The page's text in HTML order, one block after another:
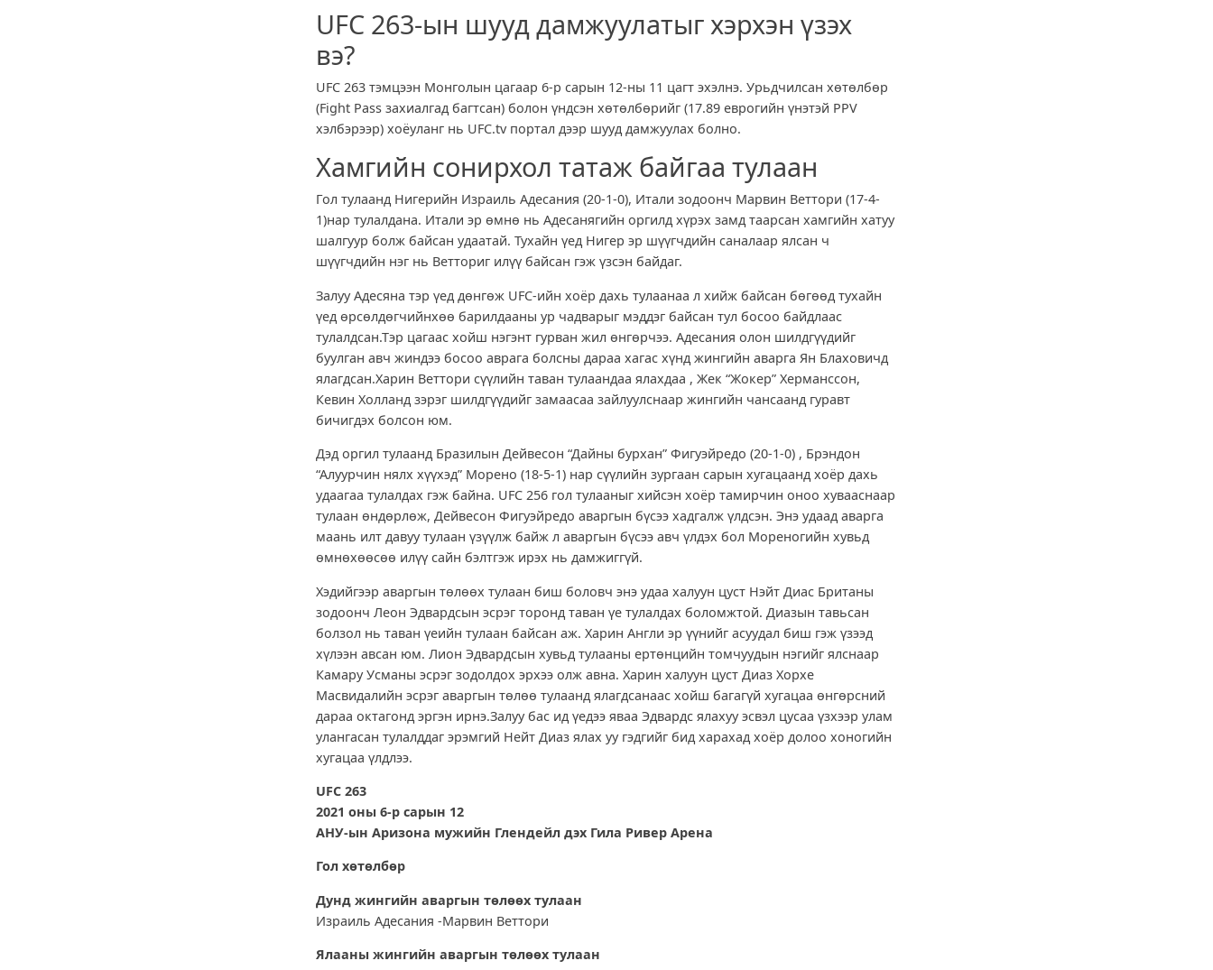
UFC 263-ын шууд дамжуулатыг хэрхэн үзэх
вэ?
UFC 263 тэмцээн Монголын цагаар 6-р сарын 12-ны 11 цагт эхэлнэ. Урьдчилсан хөтөлбөр
(Fight Pass захиалгад багтсан) болон үндсэн хөтөлбөрийг (17.89 еврогийн үнэтэй PPV
хэлбэрээр) хоёуланг нь UFC.tv портал дээр шууд дамжуулах болно.
Хамгийн сонирхол татаж байгаа тулаан
Гол тулаанд Нигерийн Израиль Адесания (20-1-0), Итали зодоонч Марвин Веттори (17-4-
1)нар тулалдана. Итали эр өмнө нь Адесанягийн оргилд хүрэх замд таарсан хамгийн хатуу
шалгуур болж байсан удаатай. Тухайн үед Нигер эр шүүгчдийн саналаар ялсан ч
шүүгчдийн нэг нь Ветториг илүү байсан гэж үзсэн байдаг.
Залуу Адесяна тэр үед дөнгөж UFC-ийн хоёр дахь тулаанаа л хийж байсан бөгөөд тухайн
үед өрсөлдөгчийнхөө барилдааны ур чадварыг мэддэг байсан тул босоо байдлаас
тулалдсан.Тэр цагаас хойш нэгэнт гурван жил өнгөрчээ. Адесания олон шилдгүүдийг
буулган авч жиндээ босоо аврага болсны дараа хагас хүнд жингийн аварга Ян Блаховичд
ялагдсан.Харин Веттори сүүлийн таван тулаандаа ялахдаа , Жек “Жокер” Херманссон,
Кевин Холланд зэрэг шилдгүүдийг замаасаа зайлуулснаар жингийн чансаанд гуравт
бичигдэх болсон юм.
Дэд оргил тулаанд Бразилын Дейвесон “Дайны бурхан” Фигуэйредо (20-1-0) , Брэндон
“Алуурчин нялх хүүхэд” Морено (18-5-1) нар сүүлийн зургаан сарын хугацаанд хоёр дахь
удаагаа тулалдах гэж байна. UFC 256 гол тулааныг хийсэн хоёр тамирчин оноо хувааснаар
тулаан өндөрлөж, Дейвесон Фигуэйредо аваргын бүсээ хадгалж үлдсэн. Энэ удаад аварга
маань илт давуу тулаан үзүүлж байж л аваргын бүсээ авч үлдэх бол Мореногийн хувьд
өмнөхөөсөө илүү сайн бэлтгэж ирэх нь дамжиггүй.
Хэдийгээр аваргын төлөөх тулаан биш боловч энэ удаа халуун цуст Нэйт Диас Британы
зодоонч Леон Эдвардсын эсрэг торонд таван үе тулалдах боломжтой. Диазын тавьсан
болзол нь таван үеийн тулаан байсан аж. Харин Англи эр үүнийг асуудал биш гэж үзээд
хүлээн авсан юм. Лион Эдвардсын хувьд тулааны ертөнцийн томчуудын нэгийг ялснаар
Камару Усманы эсрэг зодолдох эрхээ олж авна. Харин халуун цуст Диаз Хорхе
Масвидалийн эсрэг аваргын төлөө тулаанд ялагдсанаас хойш багагүй хугацаа өнгөрсний
дараа октагонд эргэн ирнэ.Залуу бас ид үедээ яваа Эдвардс ялахуу эсвэл цусаа үзхээр улам
улангасан тулалддаг эрэмгий Нейт Диаз ялах уу гэдгийг бид харахад хоёр долоо хоногийн
хугацаа үлдлээ.
UFC 263
2021 оны 6-р сарын 12
АНУ-ын Аризона мужийн Глендейл дэх Гила Ривер Арена
Гол хөтөлбөр
Дунд жингийн аваргын төлөөх тулаан
Израиль Адесания -Марвин Веттори
Ялааны жингийн аваргын төлөөх тулаан